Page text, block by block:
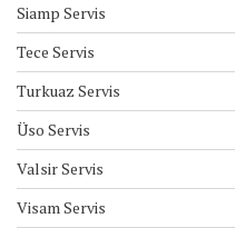
Siamp Servis
Tece Servis
Turkuaz Servis
Üso Servis
Valsir Servis
Visam Servis